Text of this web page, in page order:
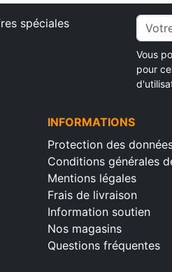
spéciales
Vous
pour
INFORMATIONS
Protection des
Conditions générales
Mentions légales
Frais de livraison
Information soutien
Nos magasins
Questions fréquentes